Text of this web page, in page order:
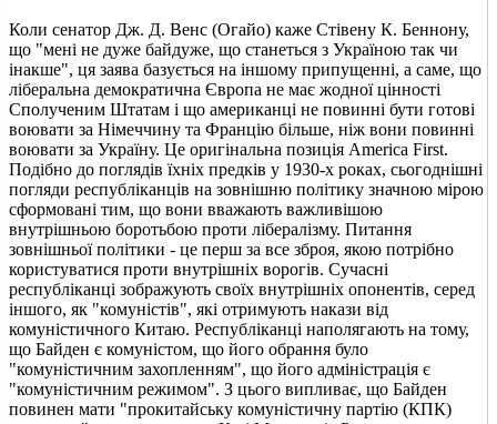
Коли сенатор Дж. Д. Венс (Огайо) каже Стівену К. Беннону,
що "мені не дуже байдуже, що станеться з Україною так чи
інакше", ця заява базується на іншому припущенні, а саме, що
ліберальна демократична Європа не має жодної цінності
Сполученим Штатам і що американці не повинні бути готові
воювати за Німеччину та Францію більше, ніж вони повинні
воювати за Україну. Це оригінальна позиція America First.
Подібно до поглядів їхніх предків у 1930-х роках, сьогоднішні
погляди республіканців на зовнішню політику значною мірою
сформовані тим, що вони вважають важливішою
внутрішньою боротьбою проти лібералізму. Питання
зовнішньої політики - це перш за все зброя, якою потрібно
користуватися проти внутрішніх ворогів. Сучасні
республіканці зображують своїх внутрішніх опонентів, серед
іншого, як "комуністів", які отримують накази від
комуністичного Китаю. Республіканці наполягають на тому,
що Байден є комуністом, що його обрання було
"комуністичним захопленням", що його адміністрація є
"комуністичним режимом". З цього випливає, що Байден
повинен мати "прокитайську комуністичну партію (КПК)